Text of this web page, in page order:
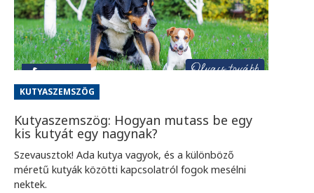
KUTYASZEMSZÖG
Kutyaszemszög: Hogyan mutass be egy
kis kutyát egy nagynak?
Szevausztok! Ada kutya vagyok, és a különböző
méretű kutyák közötti kapcsolatról fogok mesélni
nektek.